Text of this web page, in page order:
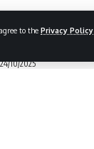
to the Privacy Policy
10/2025